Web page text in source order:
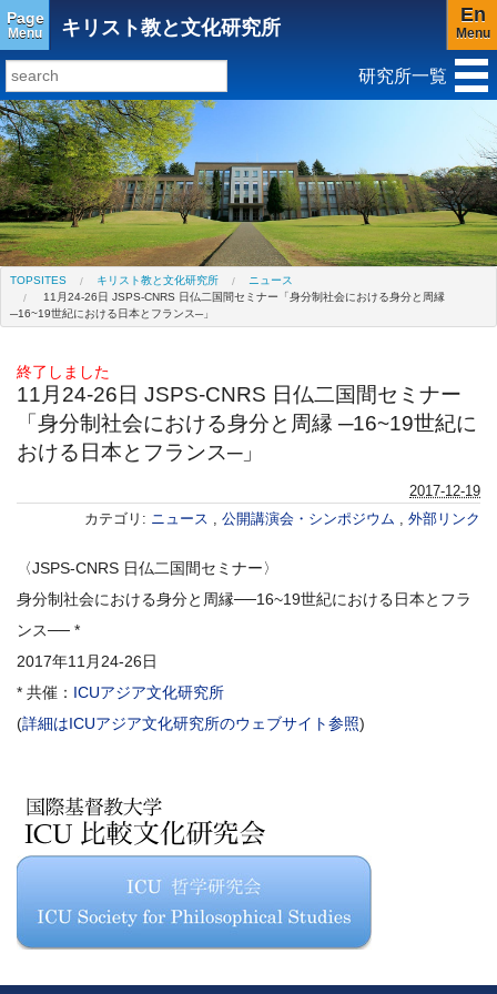
Page
Menu キリスト教と文化研究所
En
Menu
研究所トップ 教育研究所
キリスト教と文化研究所 アジア文化研究所
平和研究所 ジェンダー研究センター
研究所一覧
TOPSITES キリスト教と文化研究所
ニュース
11月24-26日 JSPS-CNRS 日仏二国間セミナー「身分制社会における身分と周縁
─16~19世紀における日本とフランス─」
終了しました
11月24-26日 JSPS-CNRS 日仏二国間セミナー
「身分制社会における身分と周縁 ─16~19世紀に
おける日本とフランス─」
2017-12-19
カテゴリ: ニュース , 公開講演会・シンポジウム , 外部リンク
〈JSPS-CNRS 日仏二国間セミナー〉
身分制社会における身分と周縁──16~19世紀における日本とフラ
ンス── *
2017年11月24-26日
* 共催： ICUアジア文化研究所
(詳細はICUアジア文化研究所のウェブサイト参照)